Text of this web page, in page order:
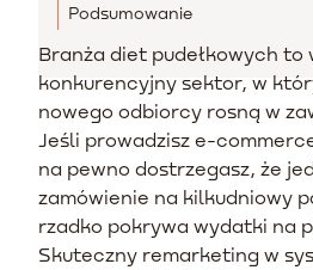
Podsumowanie
Branża diet pudełkowych to
konkurencyjny sektor, w
nowego odbiorcy rosną w
Jeśli prowadzisz e-
na pewno dostrzegasz, że
zamówienie na kilkudniowy
rzadko pokrywa wydatki na
Skuteczny remarketing w